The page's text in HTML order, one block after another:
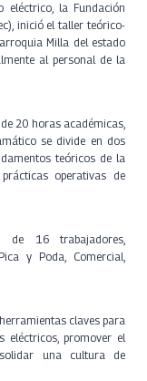
eléctrico, la Fundación
inició el taller teórico-
Milla del estado
al personal de la
20 horas académicas,
se divide en dos
teóricos de la
operativas de
de 16 trabajadores,
y Poda, Comercial,
claves para
eléctricos, promover el
una cultura de